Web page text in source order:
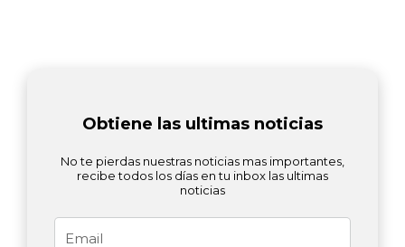
Obtiene las ultimas noticias
No te pierdas nuestras noticias mas importantes,
recibe todos los días en tu inbox las ultimas
noticias